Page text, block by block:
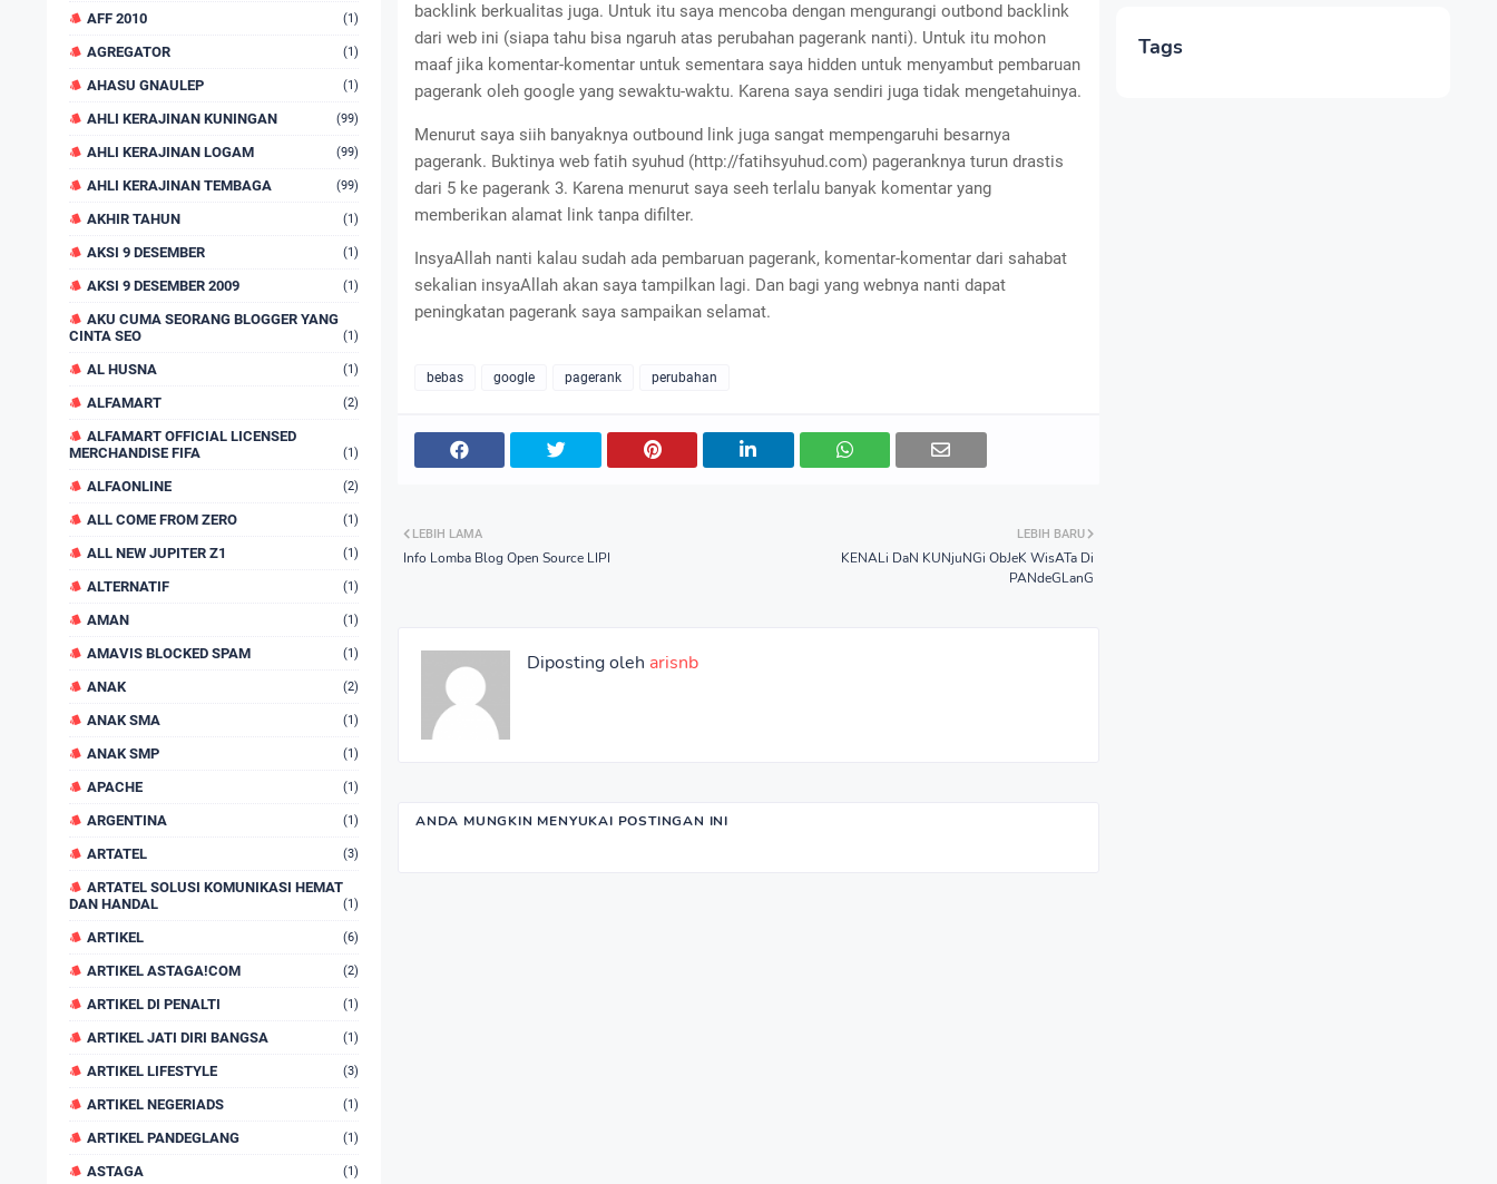
AFF 2010 (1)
AGREGATOR (1)
AHASU GNAULEP (1)
AHLI KERAJINAN KUNINGAN (99)
AHLI KERAJINAN LOGAM (99)
AHLI KERAJINAN TEMBAGA (99)
AKHIR TAHUN (1)
AKSI 9 DESEMBER (1)
AKSI 9 DESEMBER 2009 (1)
AKU CUMA SEORANG BLOGGER YANG
CINTA SEO
(1)
AL HUSNA (1)
ALFAMART (2)
ALFAMART OFFICIAL LICENSED
MERCHANDISE FIFA
(1)
ALFAONLINE (2)
ALL COME FROM ZERO (1)
ALL NEW JUPITER Z1 (1)
ALTERNATIF (1)
AMAN (1)
AMAVIS BLOCKED SPAM (1)
ANAK (2)
ANAK SMA (1)
ANAK SMP (1)
APACHE (1)
ARGENTINA (1)
ARTATEL (3)
ARTATEL SOLUSI KOMUNIKASI HEMAT
DAN HANDAL
(1)
ARTIKEL (6)
ARTIKEL ASTAGA!COM (2)
ARTIKEL DI PENALTI (1)
ARTIKEL JATI DIRI BANGSA (1)
ARTIKEL LIFESTYLE (3)
ARTIKEL NEGERIADS (1)
ARTIKEL PANDEGLANG (1)
ASTAGA (1)
backlink berkualitas juga. Untuk itu saya mencoba dengan mengurangi outbond backlink
dari web ini (siapa tahu bisa ngaruh atas perubahan pagerank nanti). Untuk itu mohon
maaf jika komentar-komentar untuk sementara saya hidden untuk menyambut pembaruan
pagerank oleh google yang sewaktu-waktu. Karena saya sendiri juga tidak mengetahuinya.
Menurut saya siih banyaknya outbound link juga sangat mempengaruhi besarnya
pagerank. Buktinya web fatih syuhud (http://fatihsyuhud.com) pageranknya turun drastis
dari 5 ke pagerank 3. Karena menurut saya seeh terlalu banyak komentar yang
memberikan alamat link tanpa difilter.
InsyaAllah nanti kalau sudah ada pembaruan pagerank, komentar-komentar dari sahabat
sekalian insyaAllah akan saya tampilkan lagi. Dan bagi yang webnya nanti dapat
peningkatan pagerank saya sampaikan selamat.
bebas google pagerank perubahan
LEBIH BARU
KENALi DaN KUNjuNGi ObJeK WisATa Di
PANdeGLanG
LEBIH LAMA
Info Lomba Blog Open Source LIPI
Diposting oleh arisnb
ANDA MUNGKIN MENYUKAI POSTINGAN INI
Tags